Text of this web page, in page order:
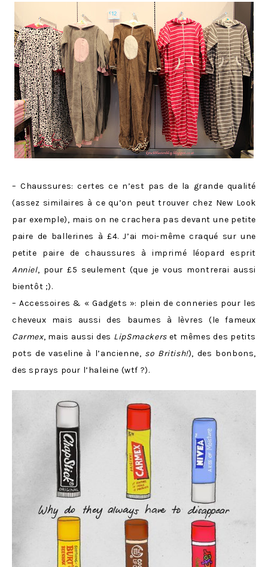
– Chaussures: certes ce n’est pas de la grande qualité
(assez similaires à ce qu’on peut trouver chez New Look
par exemple), mais on ne crachera pas devant une petite
paire de ballerines à £4. J’ai moi-même craqué sur une
petite paire de chaussures à imprimé léopard esprit
Anniel, pour £5 seulement (que je vous montrerai aussi
bientôt ;).
– Accessoires & « Gadgets »: plein de conneries pour les
cheveux mais aussi des baumes à lèvres (le fameux
Carmex, mais aussi des LipSmackerset mêmes des petits
pots de vaseline à l’ancienne, so British!), des bonbons,
des sprays pour l’haleine (wtf ?).